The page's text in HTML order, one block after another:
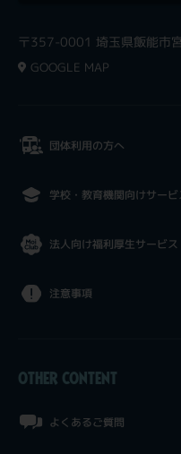
〒357-0001 埼玉県飯能市
GOOGLE MAP
団体利用の方へ
学校・教育機関向けサービ
法人向け福利厚生サービス
注意事項
OTHER CONTENT
よくあるご質問